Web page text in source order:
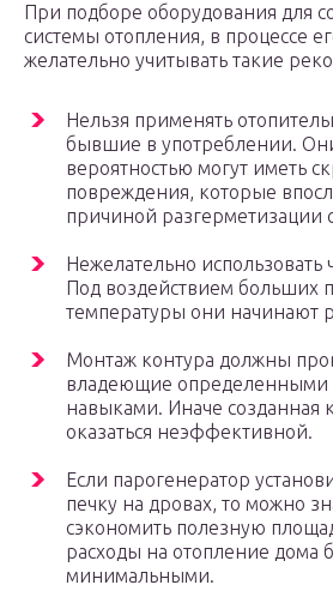
При подборе оборудования для
системы отопления, в процессе
желательно учитывать такие
Нельзя применять
бывшие в употреблении.
вероятностью могут иметь
повреждения, которые
причиной разгерметизации
Нежелательно использовать
Под воздействием больших
температуры они начинают
Монтаж контура должны
владеющие определенными
навыками. Иначе созданная
оказаться неэффективной.
Если парогенератор
печку на дровах, то можно
сэкономить полезную
расходы на отопление дома
минимальными.